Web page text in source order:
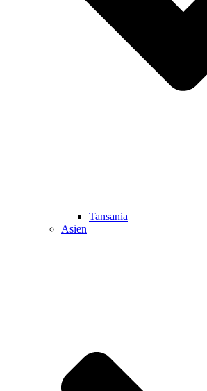
Tansania
Asien